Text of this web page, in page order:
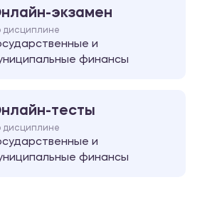
экзамен
дисциплине
и
финансы
тесты
дисциплине
и
финансы